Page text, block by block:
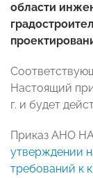
области
Настоящий
г. и будет
Приказ АНО
утверждении
требований к